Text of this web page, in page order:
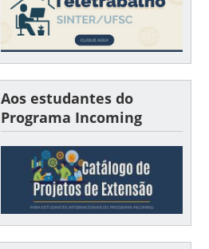
Aos estudantes do
Programa Incoming